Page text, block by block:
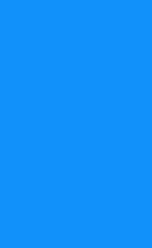
iedereen te laten
Voor iedere
opgesteld: een
Dit bood een
om talent, ervaring en
Van directies